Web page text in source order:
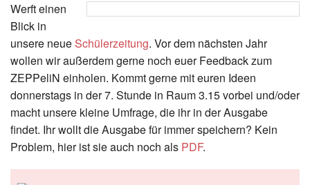
Werft einen
Blick in
unsere neueSchülerzeitung. Vor dem nächsten Jahr
wollen wir außerdem gerne noch euer Feedback zum
ZEPPeliN einholen. Kommt gerne mit euren Ideen
donnerstags in der 7. Stunde in Raum 3.15 vorbei und/oder
macht unsere kleine Umfrage, die ihr in der Ausgabe
findet. Ihr wollt die Ausgabe für immer speichern? Kein
Problem, hier ist sie auch noch als PDF.